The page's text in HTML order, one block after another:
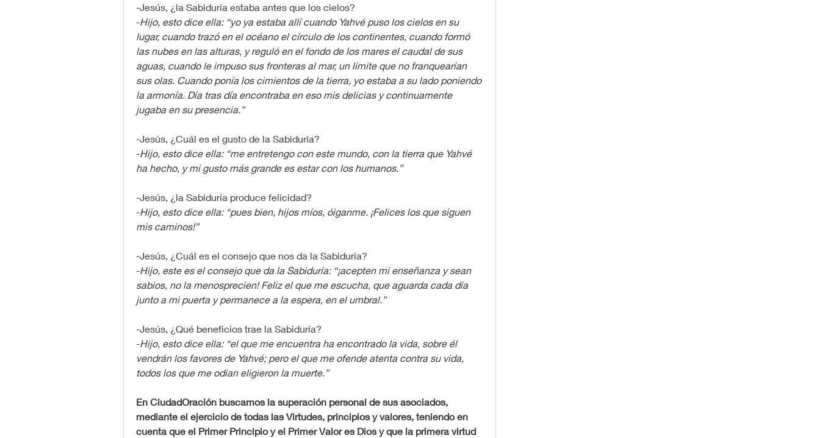
-Jesús, ¿la Sabiduría estaba antes que los cielos?
-Hijo, esto dice ella: “yo ya estaba allí cuando Yahvé puso los cielos en su
lugar, cuando trazó en el océano el círculo de los continentes, cuando formó
las nubes en las alturas, y reguló en el fondo de los mares el caudal de sus
aguas, cuando le impuso sus fronteras al mar, un límite que no franquearían
sus olas. Cuando ponía los cimientos de la tierra, yo estaba a su lado poniendo
la armonía. Día tras día encontraba en eso mis delicias y continuamente
jugaba en su presencia.”
-Jesús, ¿Cuál es el gusto de la Sabiduría?
-Hijo, esto dice ella: “me entretengo con este mundo, con la tierra que Yahvé
ha hecho, y mi gusto más grande es estar con los humanos.”
-Jesús, ¿la Sabiduría produce felicidad?
-Hijo, esto dice ella: “pues bien, hijos míos, óiganme. ¡Felices los que siguen
mis caminos!”
-Jesús, ¿Cuál es el consejo que nos da la Sabiduría?
-Hijo, este es el consejo que da la Sabiduría: “¡acepten mi enseñanza y sean
sabios, no la menosprecien! Feliz el que me escucha, que aguarda cada día
junto a mi puerta y permanece a la espera, en el umbral.”
-Jesús, ¿Qué beneficios trae la Sabiduría?
-Hijo, esto dice ella: “el que me encuentra ha encontrado la vida, sobre él
vendrán los favores de Yahvé; pero el que me ofende atenta contra su vida,
todos los que me odian eligieron la muerte.”
En CiudadOración buscamos la superación personal de sus asociados,
mediante el ejercicio de todas las Virtudes, principios y valores, teniendo en
cuenta que el Primer Principio y el Primer Valor es Dios y que la primera virtud